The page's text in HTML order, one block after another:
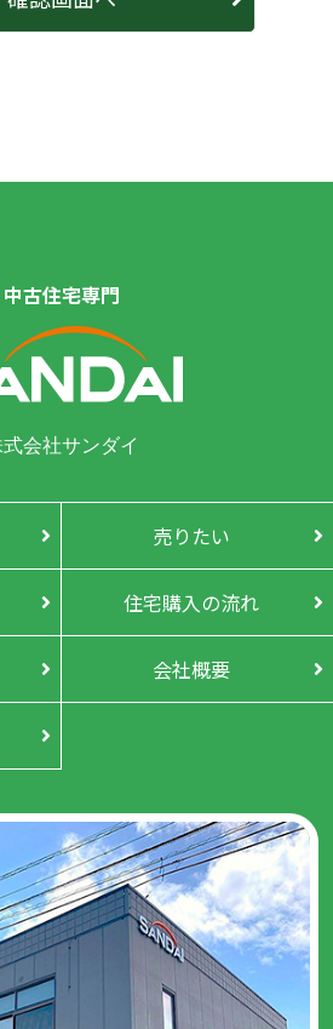
中古住宅専門
会社サンダイ
売りたい
住宅購入の流れ
会社概要